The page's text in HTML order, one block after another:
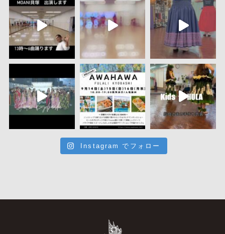
Instagram でフォロー